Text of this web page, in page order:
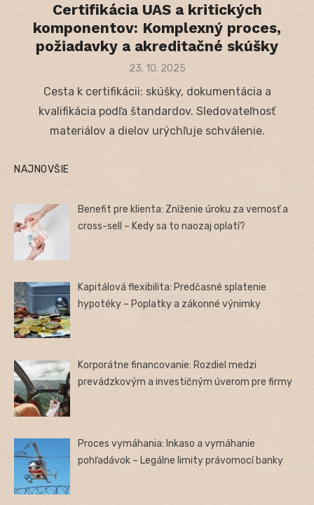
Certifikácia UAS a kritických
komponentov: Komplexný proces,
požiadavky a akreditačné skúšky
Posted
23. 10. 2025
Cesta k certifikácii: skúšky, dokumentácia a
kvalifikácia podľa štandardov. Sledovateľnosť
materiálov a dielov urýchľuje schválenie.
NAJNOVŠIE
Benefit pre klienta: Zníženie úroku za vernosť a
cross-sell – Kedy sa to naozaj oplatí?
Kapitálová flexibilita: Predčasné splatenie
hypotéky – Poplatky a zákonné výnimky
Korporátne financovanie: Rozdiel medzi
prevádzkovým a investičným úverom pre firmy
Proces vymáhania: Inkaso a vymáhanie
pohľadávok – Legálne limity právomocí banky